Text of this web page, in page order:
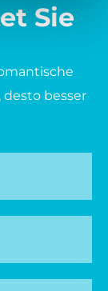
Sie
desto besser